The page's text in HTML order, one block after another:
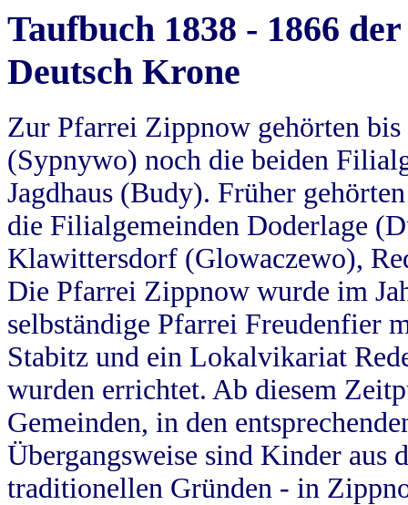
Taufbuch 1838 - 1866
Deutsch Krone
Zur Pfarrei Zippnow gehörten
(Sypnywo) noch die beiden
Jagdhaus (Budy). Früher
die Filialgemeinden Doderlage
Klawittersdorf (Glowaczewo),
Die Pfarrei Zippnow wurde im
selbständige Pfarrei Freudenfier
Stabitz und ein Lokalvikariat
wurden errichtet. Ab diesem
Gemeinden, in den
Übergangsweise sind Kinder aus
traditionellen Gründen - in